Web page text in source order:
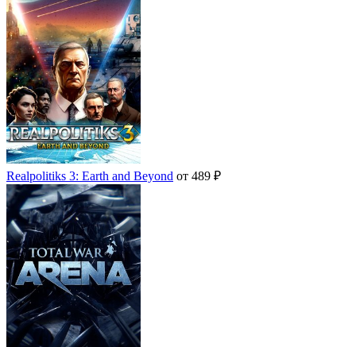
Realpolitiks 3: Earth and Beyond от 489 ₽